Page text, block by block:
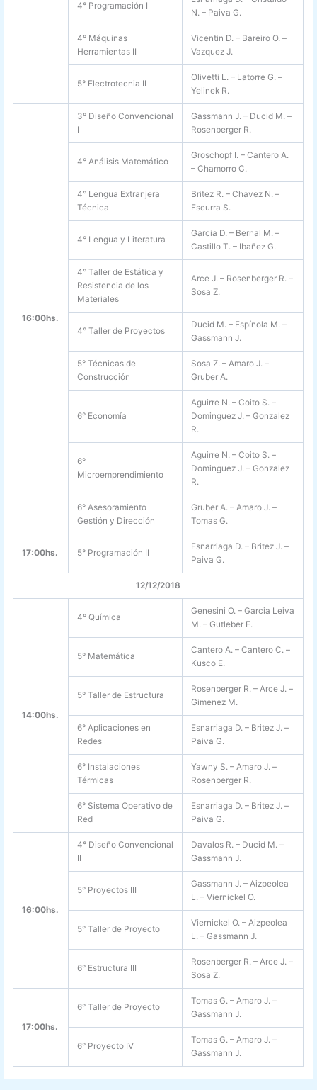
4° Programación I
N. – Paiva G.
4° Máquinas
Herramientas II
Vicentin D. – Bareiro O. –
Vazquez J.
5° Electrotecnia II
Olivetti L. – Latorre G. –
Yelinek R.
16:00hs.
3° Diseño Convencional
I
Gassmann J. – Ducid M. –
Rosenberger R.
4° Análisis Matemático
Groschopf I. – Cantero A.
– Chamorro C.
4° Lengua Extranjera
Técnica
Britez R. – Chavez N. –
Escurra S.
4° Lengua y Literatura
Garcia D. – Bernal M. –
Castillo T. – Ibañez G.
4° Taller de Estática y
Resistencia de los
Materiales
Arce J. – Rosenberger R. –
Sosa Z.
4° Taller de Proyectos
Ducid M. – Espínola M. –
Gassmann J.
5° Técnicas de
Construcción
Sosa Z. – Amaro J. –
Gruber A.
6° Economía
Aguirre N. – Coito S. –
Dominguez J. – Gonzalez
R.
6°
Microemprendimiento
Aguirre N. – Coito S. –
Dominguez J. – Gonzalez
R.
6° Asesoramiento
Gestión y Dirección
Gruber A. – Amaro J. –
Tomas G.
17:00hs. 5° Programación II
Esnarriaga D. – Britez J. –
Paiva G.
12/12/2018
14:00hs.
4° Química
Genesini O. – Garcia Leiva
M. – Gutleber E.
5° Matemática
Cantero A. – Cantero C. –
Kusco E.
5° Taller de Estructura
Rosenberger R. – Arce J. –
Gimenez M.
6° Aplicaciones en
Redes
Esnarriaga D. – Britez J. –
Paiva G.
6° Instalaciones
Térmicas
Yawny S. – Amaro J. –
Rosenberger R.
6° Sistema Operativo de
Red
Esnarriaga D. – Britez J. –
Paiva G.
16:00hs.
4° Diseño Convencional
II
Davalos R. – Ducid M. –
Gassmann J.
5° Proyectos III
Gassmann J. – Aizpeolea
L. – Viernickel O.
5° Taller de Proyecto
Viernickel O. – Aizpeolea
L. – Gassmann J.
6° Estructura III
Rosenberger R. – Arce J. –
Sosa Z.
17:00hs.
6° Taller de Proyecto
Tomas G. – Amaro J. –
Gassmann J.
6° Proyecto IV
Tomas G. – Amaro J. –
Gassmann J.